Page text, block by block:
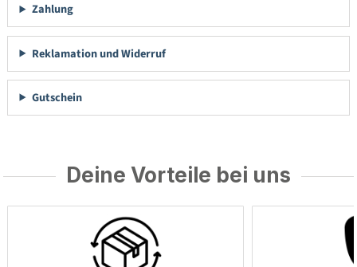
Zahlung
Reklamation und Widerruf
Gutschein
Deine Vorteile bei uns